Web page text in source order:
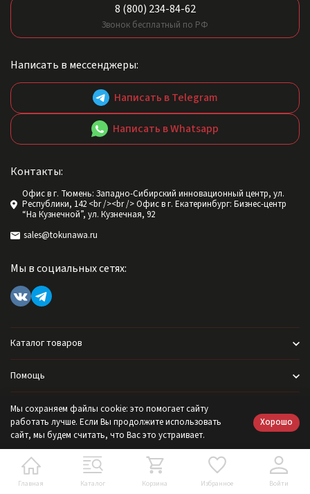
Главная Каталог Корзина Избранное Войти
8 (800) 234-84-62
Звонок бесплатный по РФ
Написать в мессенджеры:
Написать в Telegram
Написать в Whatsapp
Контакты:
Офис в г. Тюмень: Западно-Сибирский инновационный центр, ул.
Республики, 142 <br /><br /> Офис в г. Екатеринбург: Бизнес-центр
“На Кузнечной”, ул. Кузнечная, 92
sales@tokunawa.ru
Мы в социальных сетях:
Каталог товаров
Помощь
Информация
Политика персональных данных
Мы сохраняем файлы cookie: это помогает сайту
работать лучше. Если Вы продолжите использовать
сайт, мы будем считать, что Вас это устраивает.
Хорошо